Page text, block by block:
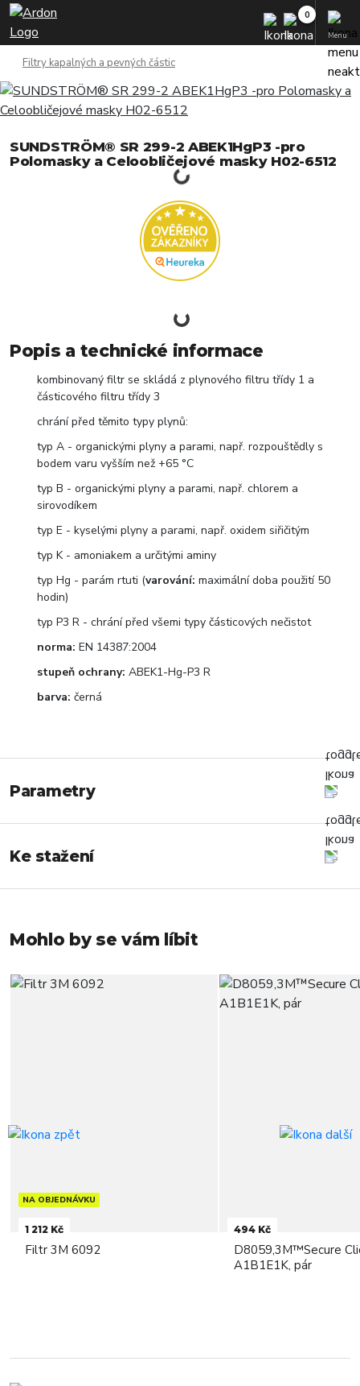
Menu
Filtry kapalných a pevných částic
SUNDSTRÖM® SR 299-2 ABEK1HgP3 -pro
Polomasky a Celoobličejové masky H02-6512
Popis a technické informace
kombinovaný filtr se skládá z plynového filtru třídy 1 a
částicového filtru třídy 3
chrání před těmito typy plynů:
typ A - organickými plyny a parami, např. rozpouštědly s
bodem varu vyšším než +65 °C
typ B - organickými plyny a parami, např. chlorem a
sirovodíkem
typ E - kyselými plyny a parami, např. oxidem siřičitým
typ K - amoniakem a určitými aminy
typ Hg - parám rtuti (varování: maximální doba použití 50
hodin)
typ P3 R - chrání před všemi typy částicových nečistot
norma: EN 14387:2004
stupeň ochrany: ABEK1-Hg-P3 R
barva: černá
Parametry
Ke stažení
Mohlo by se vám líbit
NA OBJEDNÁVKU
1 212 Kč
Filtr 3M 6092
494 Kč
D8059,3M™Secure
A1B1E1K, pár